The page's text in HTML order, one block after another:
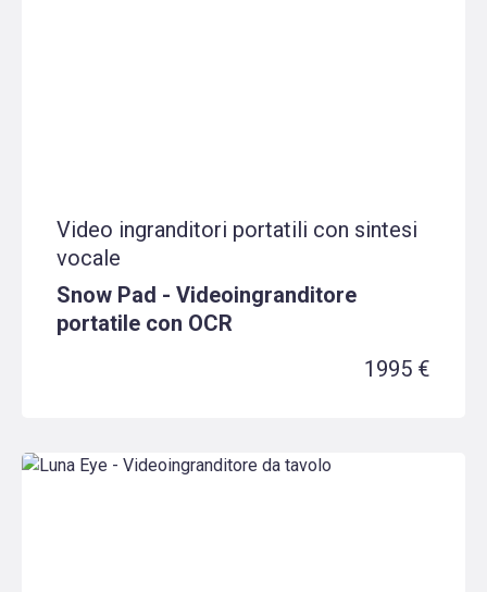
Video ingranditori portatili con sintesi
vocale
Snow Pad - Videoingranditore
portatile con OCR
1995 €